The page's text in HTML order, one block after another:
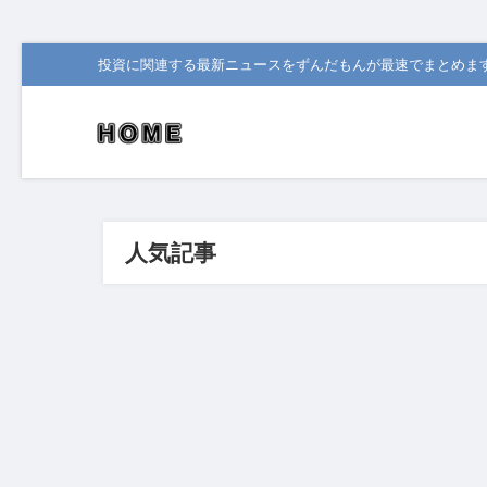
投資に関連する最新ニュースをずんだもんが最速でまとめま
人気記事